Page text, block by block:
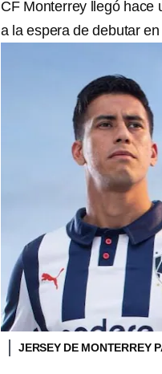
CF Monterrey llegó hace
a la espera de debutar
JERSEY DE MONTERREY